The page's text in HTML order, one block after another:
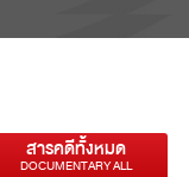
สารคดีทั้งหมด
DOCUMENTARY ALL